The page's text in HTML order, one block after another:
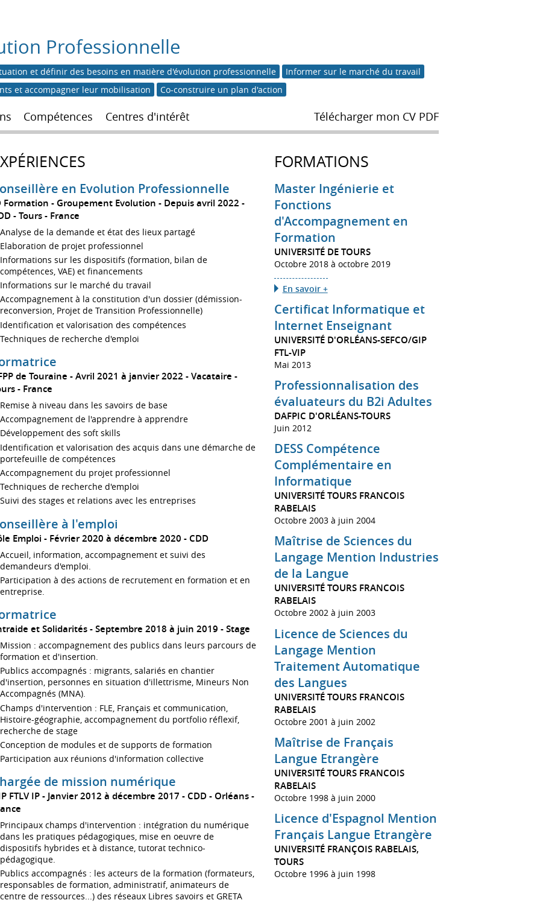
Professionnelle
et définir des besoins en matière d'évolution professionnelle
Informer sur le marché du travail
et accompagner leur mobilisation
Co-construire un plan d'action
Compétences Centres d'intérêt Télécharger mon CV PDF
en Evolution Professionnelle
Formation - Groupement Evolution
Depuis avril 2022
Tours France
Analyse de la demande et état des lieux partagé
Elaboration de projet professionnel
Informations sur les dispositifs (formation, bilan de
compétences, VAE) et financements
Informations sur le marché du travail
Accompagnement à la constitution d'un dossier (démission-
reconversion, Projet de Transition Professionnelle)
Identification et valorisation des compétences
Techniques de recherche d'emploi
de Touraine Avril 2021 à janvier 2022
Vacataire
France
Remise à niveau dans les savoirs de base
Accompagnement de l'apprendre à apprendre
Développement des soft skills
Identification et valorisation des acquis dans une démarche de
portefeuille de compétences
Accompagnement du projet professionnel
Techniques de recherche d'emploi
Suivi des stages et relations avec les entreprises
à l'emploi
Emploi Février 2020 à décembre 2020 CDD
Accueil, information, accompagnement et suivi des
demandeurs d'emploi.
Participation à des actions de recrutement en formation et en
entreprise.
et Solidarités Septembre 2018 à juin 2019 Stage
Mission : accompagnement des publics dans leurs parcours de
formation et d'insertion.
Publics accompagnés : migrants, salariés en chantier
d'insertion, personnes en situation d'illettrisme, Mineurs Non
Accompagnés (MNA).
Champs d'intervention : FLE, Français et communication,
Histoire-géographie, accompagnement du portfolio réflexif,
recherche de stage
Conception de modules et de supports de formation
Participation aux réunions d'information collective
de mission numérique
FTLV IP Janvier 2012 à décembre 2017 CDD
Orléans
Principaux champs d'intervention : intégration du numérique
dans les pratiques pédagogiques, mise en oeuvre de
dispositifs hybrides et à distance, tutorat technico-
pédagogique.
Publics accompagnés : les acteurs de la formation (formateurs,
responsables de formation, administratif, animateurs de
centre de ressources...) des réseaux Libres savoirs et GRETA
FORMATIONS
Master Ingénierie et
Fonctions
d'Accompagnement en
Formation
UNIVERSITÉ DE TOURS
Octobre 2018 à octobre 2019
En savoir +
Certificat Informatique et
Internet Enseignant
UNIVERSITÉ D'ORLÉANS-SEFCO/GIP
FTL-VIP
Mai 2013
Professionnalisation des
évaluateurs du B2i Adultes
DAFPIC D'ORLÉANS-TOURS
Juin 2012
DESS Compétence
Complémentaire en
Informatique
UNIVERSITÉ TOURS FRANCOIS
RABELAIS
Octobre 2003 à juin 2004
Maîtrise de Sciences du
Langage Mention Industries
de la Langue
UNIVERSITÉ TOURS FRANCOIS
RABELAIS
Octobre 2002 à juin 2003
Licence de Sciences du
Langage Mention
Traitement Automatique
des Langues
UNIVERSITÉ TOURS FRANCOIS
RABELAIS
Octobre 2001 à juin 2002
Maîtrise de Français
Langue Etrangère
UNIVERSITÉ TOURS FRANCOIS
RABELAIS
Octobre 1998 à juin 2000
Licence d'Espagnol Mention
Français Langue Etrangère
UNIVERSITÉ FRANÇOIS RABELAIS,
TOURS
Octobre 1996 à juin 1998